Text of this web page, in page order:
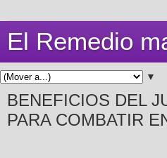
El Remedio
▼
BENEFICIOS DEL
PARA COMBATIR